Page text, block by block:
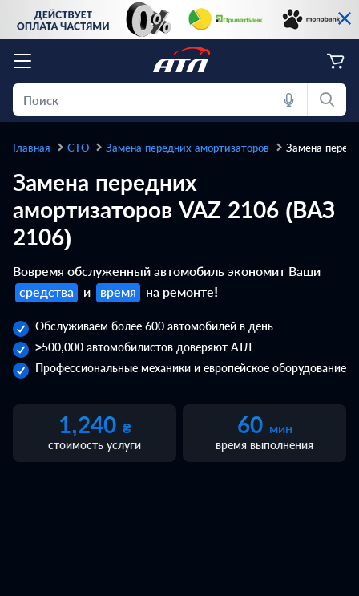
Главная СТО Замена передних амортизаторов Замена
Замена передних
амортизаторов VAZ 2106 (ВАЗ
2106)
Вовремя обслуженный автомобиль экономит Ваши
средства
и время на ремонте!
Обслуживаем более 600 автомобилей в день
>500,000 автомобилистов доверяют АТЛ
Профессиональные механики и европейское оборудование
1,240 ₴
стоимость услуги
60 мин
время выполнения